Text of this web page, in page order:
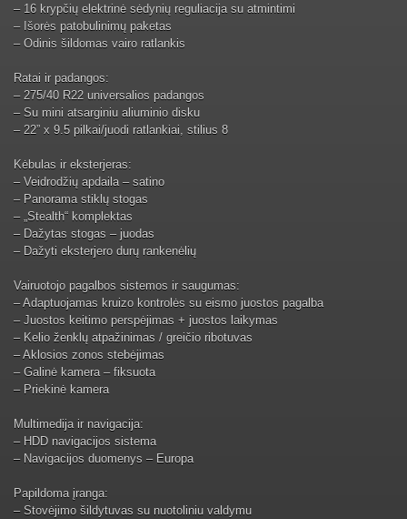
– 16 krypčių elektrinė sėdynių reguliacija su atmintimi
– Išorės patobulinimų paketas
– Odinis šildomas vairo ratlankis
Ratai ir padangos:
– 275/40 R22 universalios padangos
– Su mini atsarginiu aliuminio disku
– 22” x 9.5 pilkai/juodi ratlankiai, stilius 8
Kėbulas ir eksterjeras:
– Veidrodžių apdaila – satino
– Panorama stiklų stogas
– „Stealth“ komplektas
– Dažytas stogas – juodas
– Dažyti eksterjero durų rankenėlių
Vairuotojo pagalbos sistemos ir saugumas:
– Adaptuojamas kruizo kontrolės su eismo juostos pagalba
– Juostos keitimo perspėjimas + juostos laikymas
– Kelio ženklų atpažinimas / greičio ribotuvas
– Aklosios zonos stebėjimas
– Galinė kamera – fiksuota
– Priekinė kamera
Multimedija ir navigacija:
– HDD navigacijos sistema
– Navigacijos duomenys – Europa
Papildoma įranga:
– Stovėjimo šildytuvas su nuotoliniu valdymu